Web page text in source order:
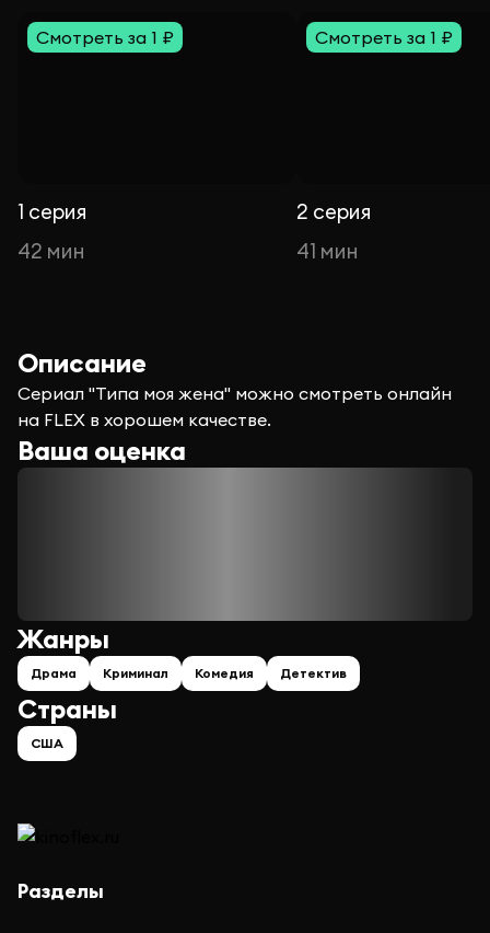
Смотреть за 1 ₽
1 серия
42 мин
Смотреть за 1 ₽
2 серия
41 мин
Описание
Сериал "Типа моя жена" можно смотреть онлайн
на FLEX в хорошем качестве.
Ваша оценка
Страны
США
Жанры
Драма Криминал Комедия Детектив
Разделы